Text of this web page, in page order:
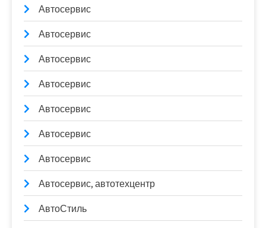
Автосервис
Автосервис
Автосервис
Автосервис
Автосервис
Автосервис
Автосервис
Автосервис, автотехцентр
АвтоСтиль